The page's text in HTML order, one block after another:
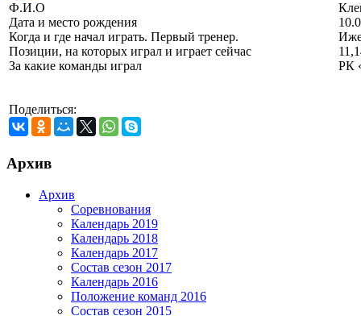
Ф.И.О
Дата и место рождения
Когда и где начал играть. Первый тренер.
Позиции, на которых играл и играет сейчас
За какие команды играл
РК
Поделиться:
Архив
Архив
Соревнования
Календарь 2019
Календарь 2018
Календарь 2017
Состав сезон 2017
Календарь 2016
Положение команд 2016
Состав сезон 2015